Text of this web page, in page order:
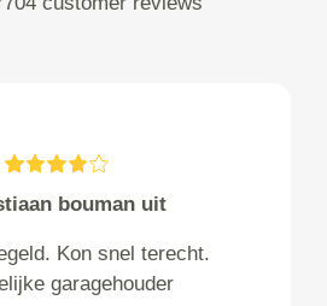
bouman uit
Kon snel terecht.
garagehouder